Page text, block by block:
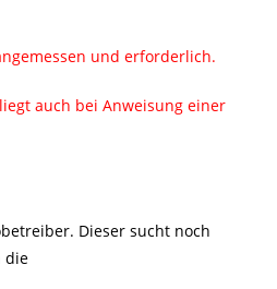
und erforderlich.
auch bei Anweisung einer
Dieser sucht noch
die